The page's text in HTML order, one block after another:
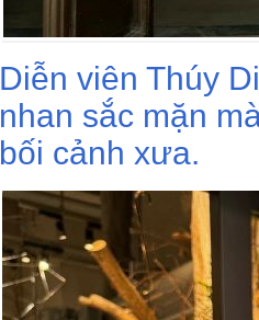
Diễn viên Thúy
nhan sắc mặn
bối cảnh xưa.